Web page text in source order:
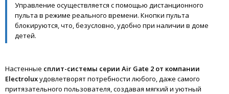
Управление осуществляется с помощью дистанционного
пульта в режиме реального времени. Кнопки пульта
блокируются, что, безусловно, удобно при наличии в доме
детей.
Настенные сплит-системы серии Air Gate 2 от компании
Electroluxудовлетворят потребности любого, даже самого
притязательного пользователя, создавая мягкий и уютный